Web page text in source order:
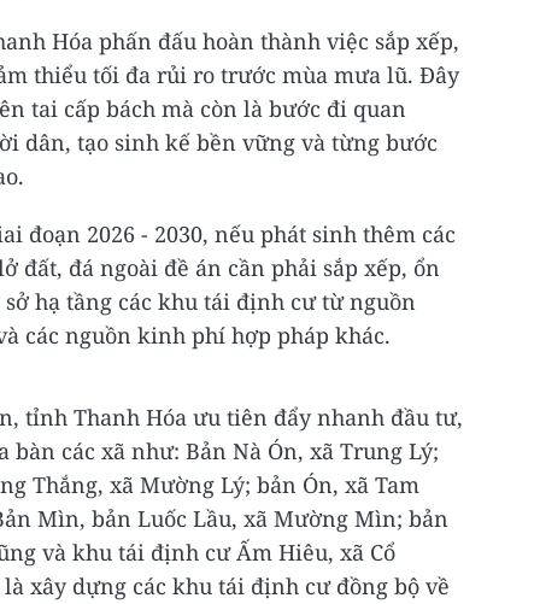
Hóa phấn đấu hoàn thành việc sắp xếp,
thiểu tối đa rủi ro trước mùa mưa lũ. Đây
tai cấp bách mà còn là bước đi quan
dân, tạo sinh kế bền vững và từng bước
đoạn 2026 - 2030, nếu phát sinh thêm các
đất, đá ngoài đề án cần phải sắp xếp, ổn
hạ tầng các khu tái định cư từ nguồn
các nguồn kinh phí hợp pháp khác.
tỉnh Thanh Hóa ưu tiên đẩy nhanh đầu tư,
các xã như: Bản Nà Ón, xã Trung Lý;
Thắng, xã Mường Lý; bản Ón, xã Tam
Mìn, bản Luốc Lầu, xã Mường Mìn; bản
và khu tái định cư Ấm Hiêu, xã Cổ
xây dựng các khu tái định cư đồng bộ về